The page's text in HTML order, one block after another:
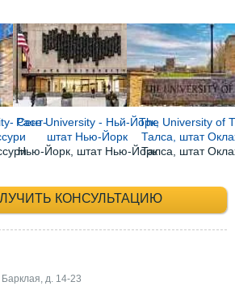
Сент-
Pace University - Ньй-Йорк,
штат Нью-Йорк
Нью-Йорк, штат Нью-Йорк
The University of
Талса, штат
Талса, штат
КОНСУЛЬТАЦИЮ
+7 (495) 660-35-
Барклая, д. 14-23